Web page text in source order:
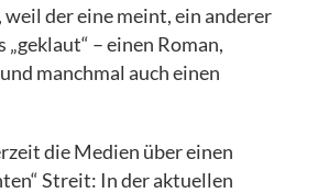
der eine meint, ein anderer
– einen Roman,
manchmal auch einen
die Medien über einen
Streit: In der aktuellen